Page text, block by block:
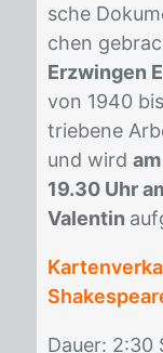
sche
chen
Erzwingen
von 1940
trie­be­ne
und wird
19.30 Uhr
Valentin
Dau­er: 2:30